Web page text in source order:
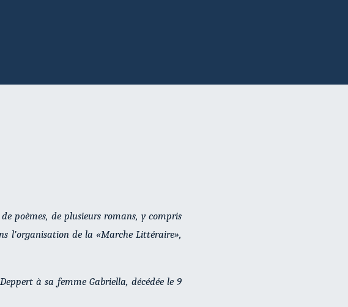
poèmes, de plusieurs romans, y compris
l’organisation de la «Marche Littéraire»,
à sa femme Gabriella, décédée le 9